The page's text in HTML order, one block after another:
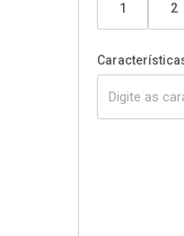
1 2